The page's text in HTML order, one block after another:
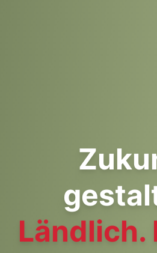
Ländlich.